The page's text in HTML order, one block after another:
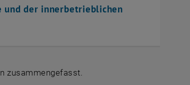
und der innerbetrieblichen
zusammengefasst.